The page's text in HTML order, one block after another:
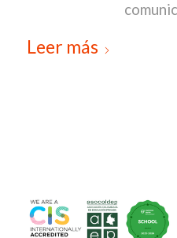
Leer más